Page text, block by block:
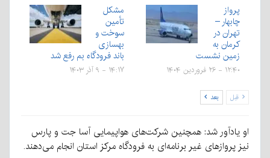
پرواز
چابهار –
تهران در
کرمان به
زمین نشست
۱۲:۴۰ - ۲۶ فروردین ۱۴۰۴
مشکل
تأمین
سوخت و
بهسازی
باند فرودگاه بم رفع شد
۱۴:۱۷ - ۹ آذر ۱۴۰۳
قبل بعد
او یادآور شد: همچنین شرکت‌های هواپیمایی آسا جت و پارس
نیز پروازهای غیر برنامه‌ای به فرودگاه مرکز استان انجام می‌دهند.